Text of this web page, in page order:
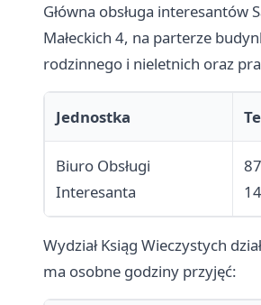
Główna obsługa interesantów
Małeckich 4, na parterze
rodzinnego i nieletnich oraz
Jednostka
Biuro Obsługi
Interesanta
14
Wydział Ksiąg Wieczystych
ma osobne godziny przyjęć: